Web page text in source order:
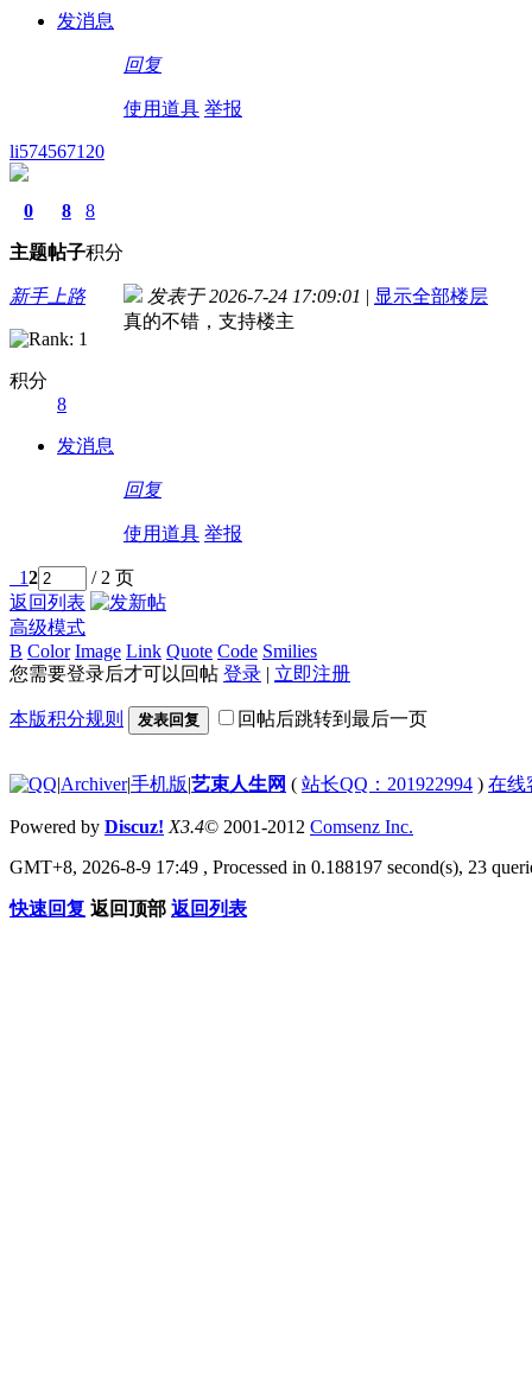
发消息
回复
使用道具 举报
li574567120
0
主题
8
帖子
8
积分
新手上路
积分
8
发消息
发表于 2026-7-24 17:09:01 | 显示全部楼层
真的不错，支持楼主
回复
使用道具 举报
12
/ 2 页
返回列表
高级模式
B Color Image Link Quote Code Smilies
您需要登录后才可以回帖 登录 | 立即注册
本版积分规则 发表回复 回帖后跳转到最后一页
|Archiver|手机版|艺束人生网 ( 站长QQ：201922994 ) 在线
Powered by Discuz! X3.4© 2001-2012 Comsenz Inc.
GMT+8, 2026-8-9 17:49 , Processed in 0.188197 second(s), 23
快速回复 返回顶部 返回列表